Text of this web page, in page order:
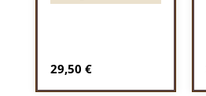
Regulärer Preis:
29,50 €